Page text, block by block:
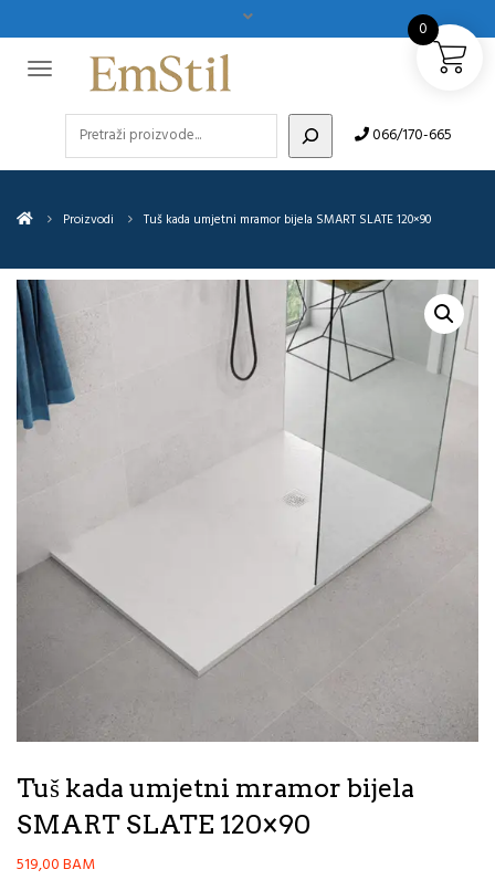
066/170-665
Proizvodi Tuš kada umjetni mramor bijela SMART SLATE 120×90
Tuš kada umjetni mramor bijela
SMART SLATE 120×90
519,00BAM
0